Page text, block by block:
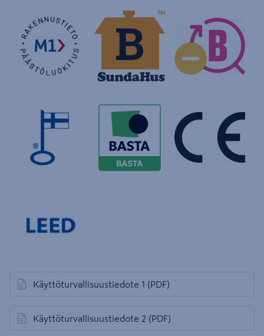
Käyttöturvallisuustiedote 1 (PDF)
avautuu uuteen välilehteen
Käyttöturvallisuustiedote 2 (PDF)
avautuu uuteen välilehteen